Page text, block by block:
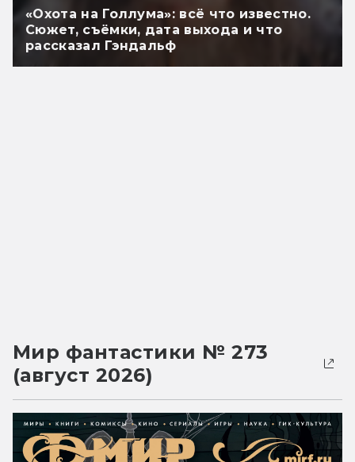
«Охота на Голлума»: всё что известно.
Сюжет, съёмки, дата выхода и что
рассказал Гэндальф
Мир фантастики № 273
(август 2026)